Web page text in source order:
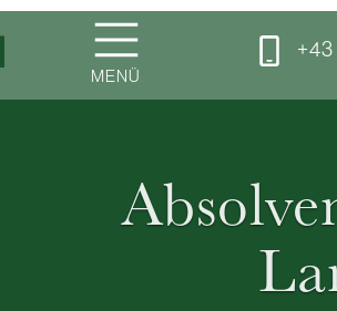
MENÜ